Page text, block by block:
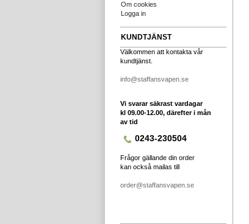
Om cookies
Logga in
KUNDTJÄNST
Välkommen att kontakta vår
kundtjänst.
info@staffansvapen.se
Vi svarar säkrast vardagar
kl 09.00-12.00, därefter i mån
av tid
0243-230504
Frågor gällande din order
kan också mailas till
order@staffansvapen.se